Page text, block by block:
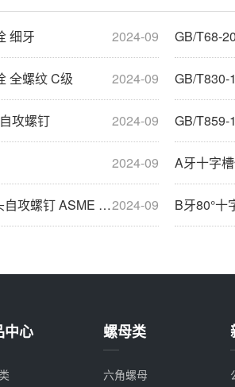
2024-09
细牙 GB/T68-
2024-09
全螺纹 C级 GB/T830-
2024-09
攻螺钉 GB/T859-
2024-09 A牙十字槽
2024-09
钉 ASME B18.6.3 B牙80°十
中心 螺母类
六角螺母